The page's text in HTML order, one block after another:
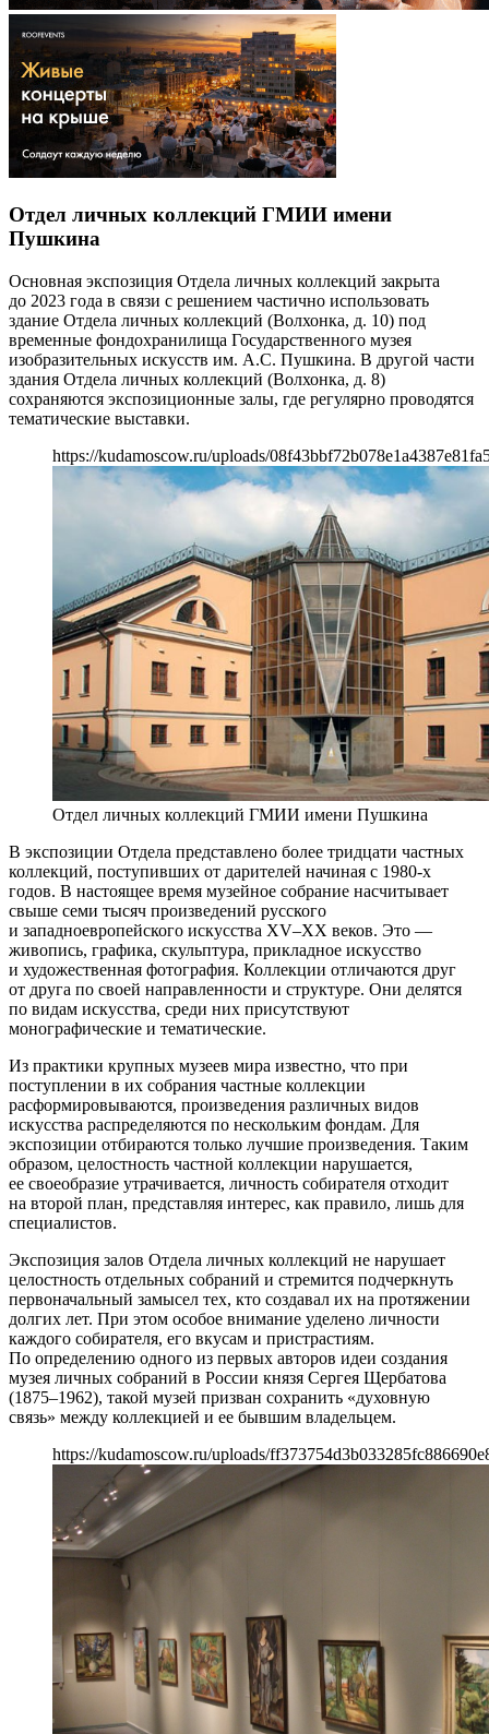
Отдел личных коллекций ГМИИ имени
Пушкина
Основная экспозиция Отдела личных коллекций закрыта
до 2023 года в связи с решением частично использовать
здание Отдела личных коллекций (Волхонка, д. 10) под
временные фондохранилища Государственного музея
изобразительных искусств им. А.С. Пушкина. В другой части
здания Отдела личных коллекций (Волхонка, д. 8)
сохраняются экспозиционные залы, где регулярно проводятся
тематические выставки.
https://kudamoscow.ru/uploads/
Отдел личных коллекций ГМИИ имени Пушкина
В экспозиции Отдела представлено более тридцати частных
коллекций, поступивших от дарителей начиная с 1980-х
годов. В настоящее время музейное собрание насчитывает
свыше семи тысяч произведений русского
и западноевропейского искусства XV–XX веков. Это —
живопись, графика, скульптура, прикладное искусство
и художественная фотография. Коллекции отличаются друг
от друга по своей направленности и структуре. Они делятся
по видам искусства, среди них присутствуют
монографические и тематические.
Из практики крупных музеев мира известно, что при
поступлении в их собрания частные коллекции
расформировываются, произведения различных видов
искусства распределяются по нескольким фондам. Для
экспозиции отбираются только лучшие произведения. Таким
образом, целостность частной коллекции нарушается,
ее своеобразие утрачивается, личность собирателя отходит
на второй план, представляя интерес, как правило, лишь для
специалистов.
Экспозиция залов Отдела личных коллекций не нарушает
целостность отдельных собраний и стремится подчеркнуть
первоначальный замысел тех, кто создавал их на протяжении
долгих лет. При этом особое внимание уделено личности
каждого собирателя, его вкусам и пристрастиям.
По определению одного из первых авторов идеи создания
музея личных собраний в России князя Сергея Щербатова
(1875–1962), такой музей призван сохранить «духовную
связь» между коллекцией и ее бывшим владельцем.
https://kudamoscow.ru/uploads/